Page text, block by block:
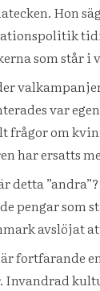
Hon
som står i
var
frågor om
har ersatts
detta
pengar som
avslöjat
är fortfarande
Invandrad